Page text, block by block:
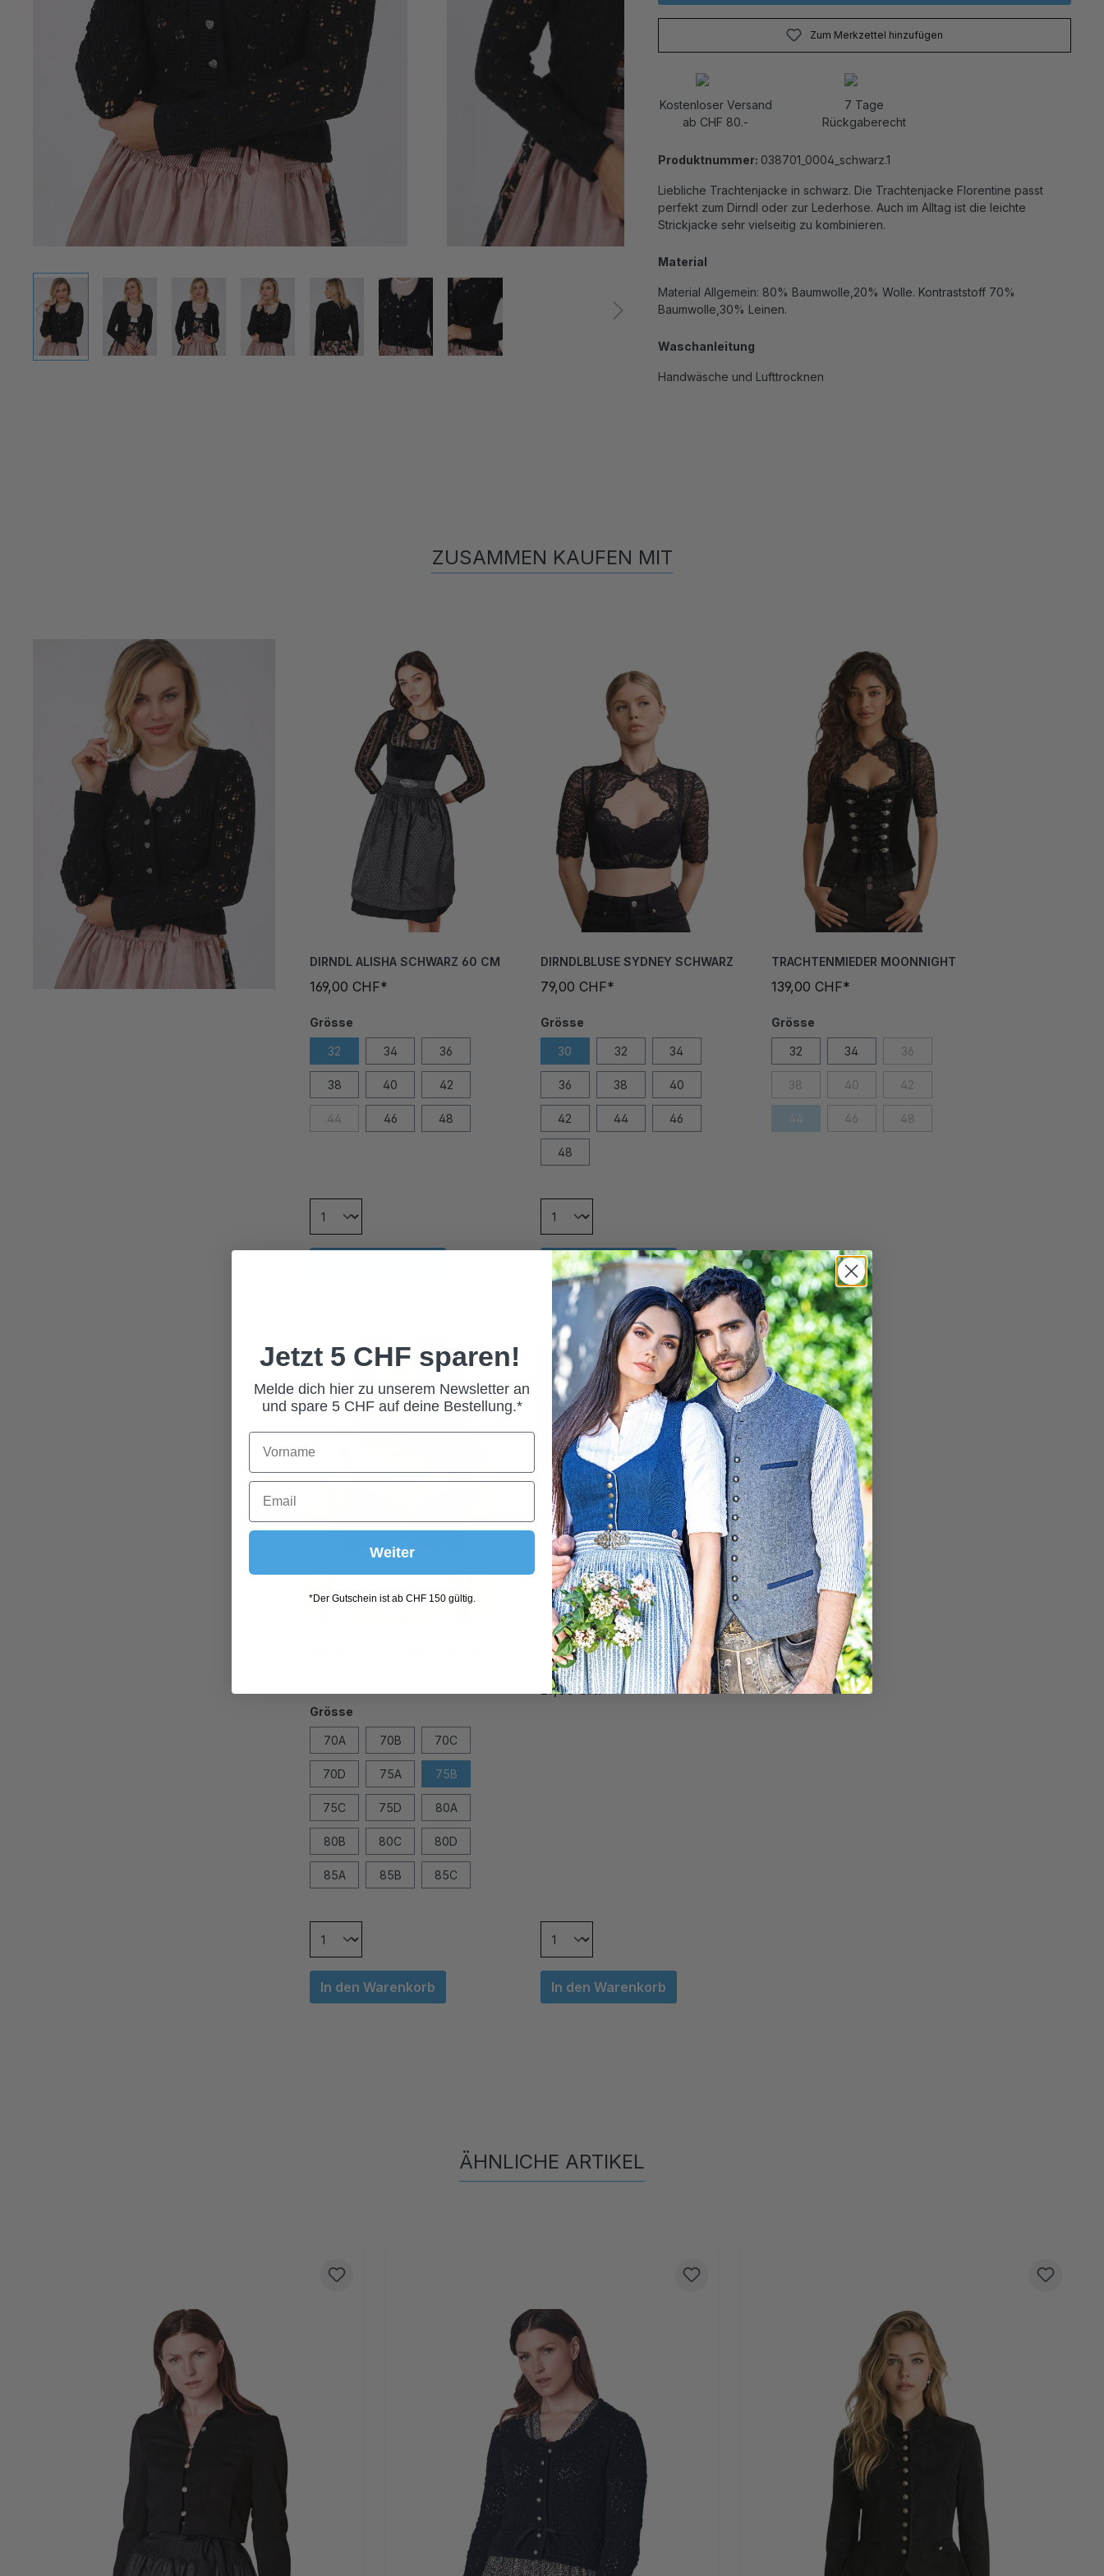
Zum Merkzettel hinzufügen
Kostenloser Versand
ab CHF 80.-
7 Tage
Rückgaberecht
Produktnummer: 038701_0004_schwarz.1
Liebliche Trachtenjacke in schwarz. Die Trachtenjacke Florentine passt
perfekt zum Dirndl oder zur Lederhose. Auch im Alltag ist die leichte
Strickjacke sehr vielseitig zu kombinieren.
Material
Material Allgemein: 80% Baumwolle,20% Wolle. Kontraststoff 70%
Baumwolle,30% Leinen.
Waschanleitung
Handwäsche und Lufttrocknen
ZUSAMMEN KAUFEN MIT
DIRNDL ALISHA SCHWARZ 60 CM
169,00 CHF*
Grösse
32 34 36
38 40 42
44 46 48
DIRNDLBLUSE SYDNEY SCHWARZ
79,00 CHF*
Grösse
30 32 34
36 38 40
42 44 46
48
In den Warenkorb
TRACHTENMIEDER MOONNIGHT
139,00 CHF*
Grösse
32 34 36
38 40 42
44 46 48
Grösse
70A 70B 70C
70D 75A 75B
75C 75D 80A
80B 80C 80D
85A 85B 85C
In den Warenkorb
TRACHTENKETTE HERZ
EDELWEISS SCHWARZ
29,00 CHF*
In den Warenkorb
ÄHNLICHE ARTIKEL
Jetzt 5 CHF sparen!
Melde dich hier zu unserem Newsletter an
und spare 5 CHF auf deine Bestellung.*
Weiter
*Der Gutschein ist ab CHF 150 gültig.